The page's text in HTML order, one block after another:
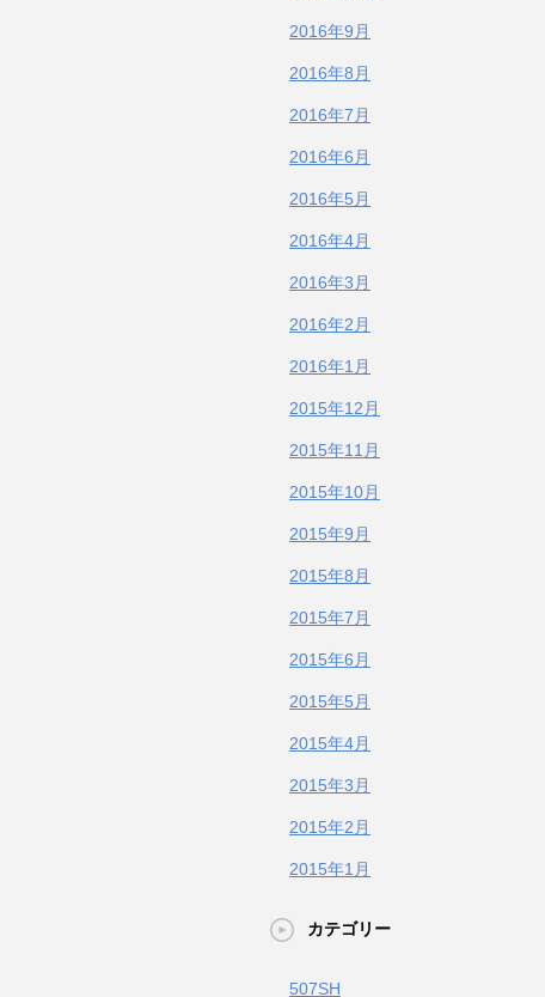
2016年9月
2016年8月
2016年7月
2016年6月
2016年5月
2016年4月
2016年3月
2016年2月
2016年1月
2015年12月
2015年11月
2015年10月
2015年9月
2015年8月
2015年7月
2015年6月
2015年5月
2015年4月
2015年3月
2015年2月
2015年1月
カテゴリー
507SH